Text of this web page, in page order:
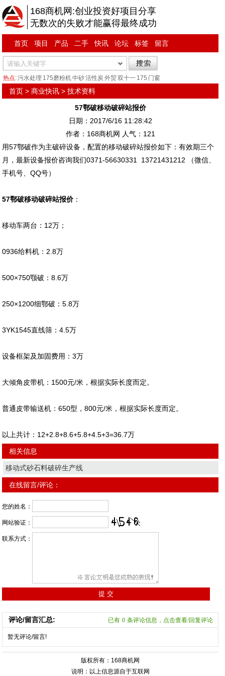
168商机网:创业投资好项目分享
无数次的失败才能赢得最终成功
首页 项目 产品 二手 快讯 论坛 标签 留言
热点:污水处理 175磨粉机中砂活性炭外贸双十一 175 门窗
首页 >商业快讯 >技术资料
57鄂破移动破碎站报价
日期：2017/6/16 11:28:42
作者：168商机网 人气： 121
用57鄂破作为主破碎设备，配置的移动破碎站报价如下：有效期三个
月，最新设备报价咨询我们0371-56630331 13721431212 （微信、
手机号、QQ号）
57鄂破移动破碎站报价：
移动车两台：12万；
0936给料机：2.8万
500×750颚破：8.6万
250×1200细鄂破：5.8万
3YK1545直线筛：4.5万
设备框架及加固费用：3万
大倾角皮带机：1500元/米，根据实际长度而定。
普通皮带输送机：650型，800元/米，根据实际长度而定。
以上共计：12+2.8+8.6+5.8+4.5+3=36.7万
相关信息
移动式砂石料破碎生产线
在线留言/评论：
您的姓名：
网站验证：
联系方式：
评论/留言汇总: 已有 0 条评论信息，点击查看/回复评论
暂无评论/留言!
版权所有：168商机网
说明：以上信息源自于互联网